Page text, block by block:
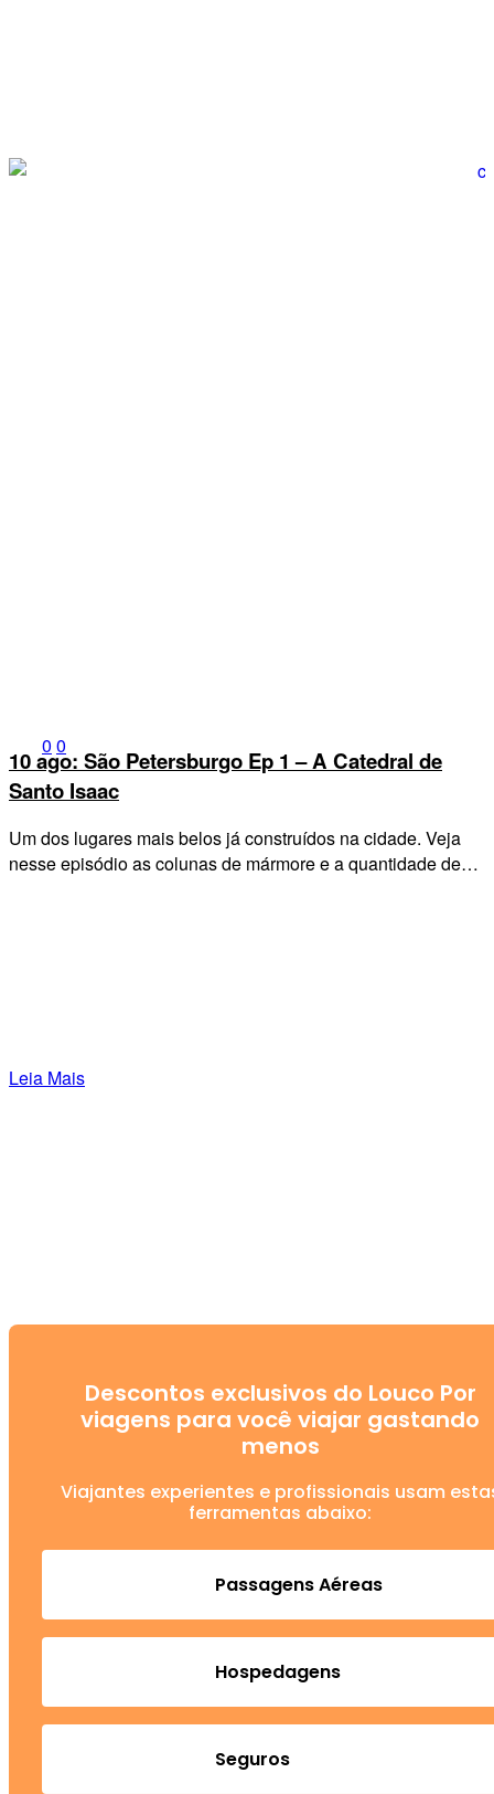
0 0
10 ago: São Petersburgo Ep 1 – A Catedral de
Santo Isaac
Um dos lugares mais belos já construídos na cidade. Veja
nesse episódio as colunas de mármore e a quantidade de…
Leia Mais
Descontos exclusivos do Louco Por
viagens para você viajar gastando
menos
Viajantes experientes e profissionais usam
ferramentas abaixo:
Passagens Aéreas
Hospedagens
Seguros